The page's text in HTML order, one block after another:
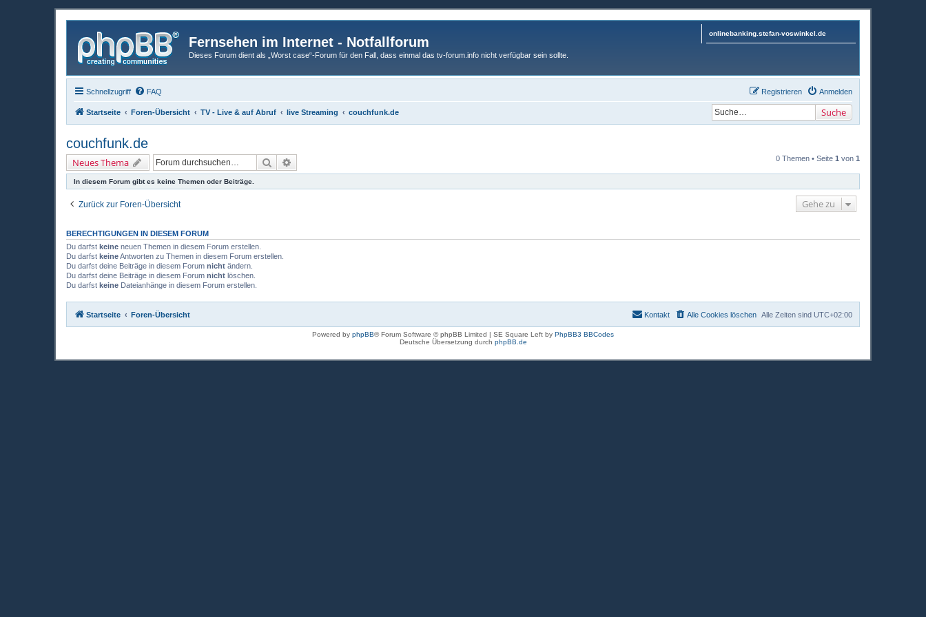
Fernsehen im Internet - Notfallforum
Dieses Forum dient als „Worst case“-Forum für den Fall, dass einmal das tv-forum.info nicht verfügbar sein sollte.
onlinebanking.stefan-voswinkel.de
Schnellzugriff FAQ Anmelden
Registrieren
Startseite Foren-Übersicht TV - Live & auf Abruf live Streaming couchfunk.de Suche
couchfunk.de
Neues Thema Suche 0 Themen • Seite 1 von 1
In diesem Forum gibt es keine Themen oder Beiträge.
Zurück zur Foren-Übersicht Gehe zu
BERECHTIGUNGEN IN DIESEM FORUM
Du darfst keine neuen Themen in diesem Forum erstellen.
Du darfst keineAntworten zu Themen in diesem Forum erstellen.
Du darfst deine Beiträge in diesem Forum nicht ändern.
Du darfst deine Beiträge in diesem Forum nicht löschen.
Du darfst keine Dateianhänge in diesem Forum erstellen.
Startseite Foren-Übersicht Alle Zeiten sind UTC+02:00
Alle Cookies löschen
Kontakt
Powered by phpBB® Forum Software © phpBB Limited | SE Square Left by PhpBB3 BBCodes
Deutsche Übersetzung durch phpBB.de